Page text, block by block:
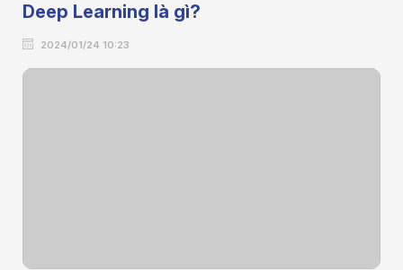
Deep Learning là gì?
2024/01/24 10:23